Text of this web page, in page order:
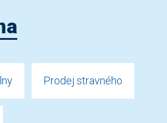
Prodej stravného